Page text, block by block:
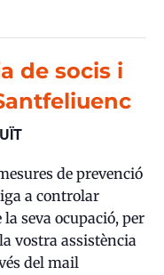
de socis i
de prevenció
a controlar
seva ocupació, per
vostra assistència
del mail